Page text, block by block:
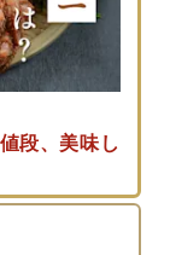
段、美味し